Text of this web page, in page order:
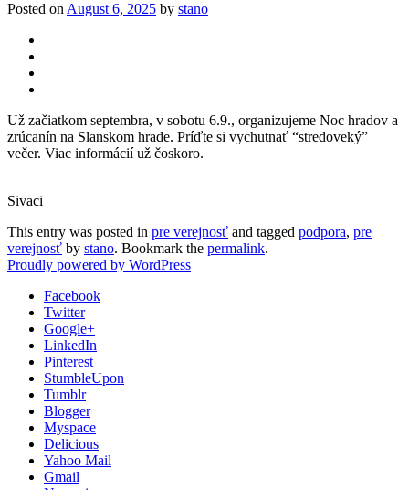
Posted onAugust 6, 2025 by stano
Už začiatkom septembra, v sobotu 6.9., organizujeme Noc hradov a
zrúcanín na Slanskom hrade. Príďte si vychutnať “stredoveký”
večer. Viac informácií už čoskoro.
Sivaci
This entry was posted in pre verejnosť and tagged podpora, pre
verejnosť by stano. Bookmark the permalink.
Proudly powered by WordPress
Facebook
Twitter
Google+
LinkedIn
Pinterest
StumbleUpon
Tumblr
Blogger
Myspace
Delicious
Yahoo Mail
Gmail